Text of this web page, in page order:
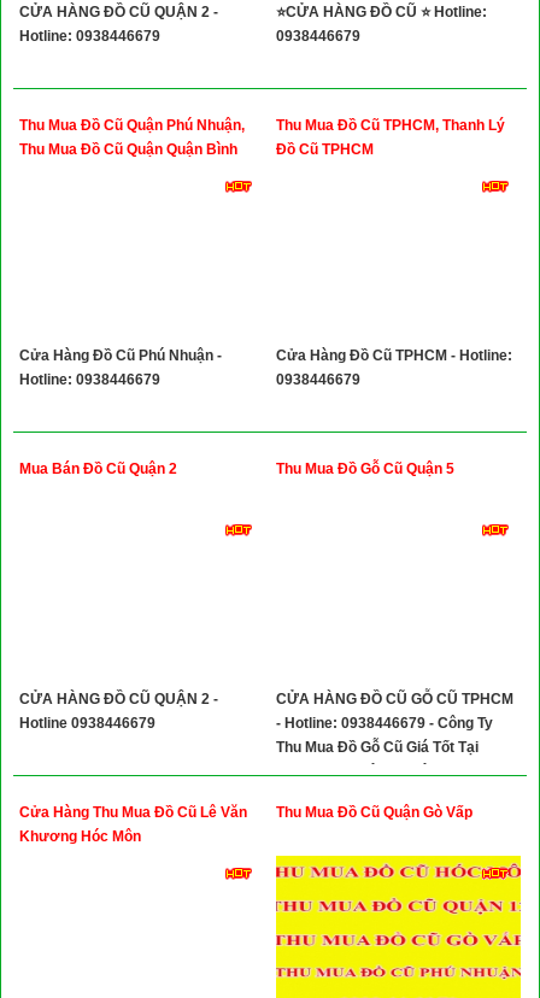
CỬA HÀNG ĐỒ CŨ QUẬN 2 -
Hotline: 0938446679
⭐CỬA HÀNG ĐỒ CŨ ⭐ Hotline:
0938446679
Thu Mua Đồ Cũ Quận Phú Nhuận,
Thu Mua Đồ Cũ Quận Quận Bình
Cửa Hàng Đồ Cũ Phú Nhuận -
Hotline: 0938446679
Thu Mua Đồ Cũ TPHCM, Thanh Lý
Đồ Cũ TPHCM
Cửa Hàng Đồ Cũ TPHCM - Hotline:
0938446679
Mua Bán Đồ Cũ Quận 2
CỬA HÀNG ĐỒ CŨ QUẬN 2 -
Hotline 0938446679
Thu Mua Đồ Gỗ Cũ Quận 5
CỬA HÀNG ĐỒ CŨ GỖ CŨ TPHCM
- Hotline: 0938446679 - Công Ty
Thu Mua Đồ Gỗ Cũ Giá Tốt Tại
TP.HCM Chuyên Nghiệp
Cửa Hàng Thu Mua Đồ Cũ Lê Văn
Khương Hóc Môn
Thu Mua Đồ Cũ Quận Gò Vấp